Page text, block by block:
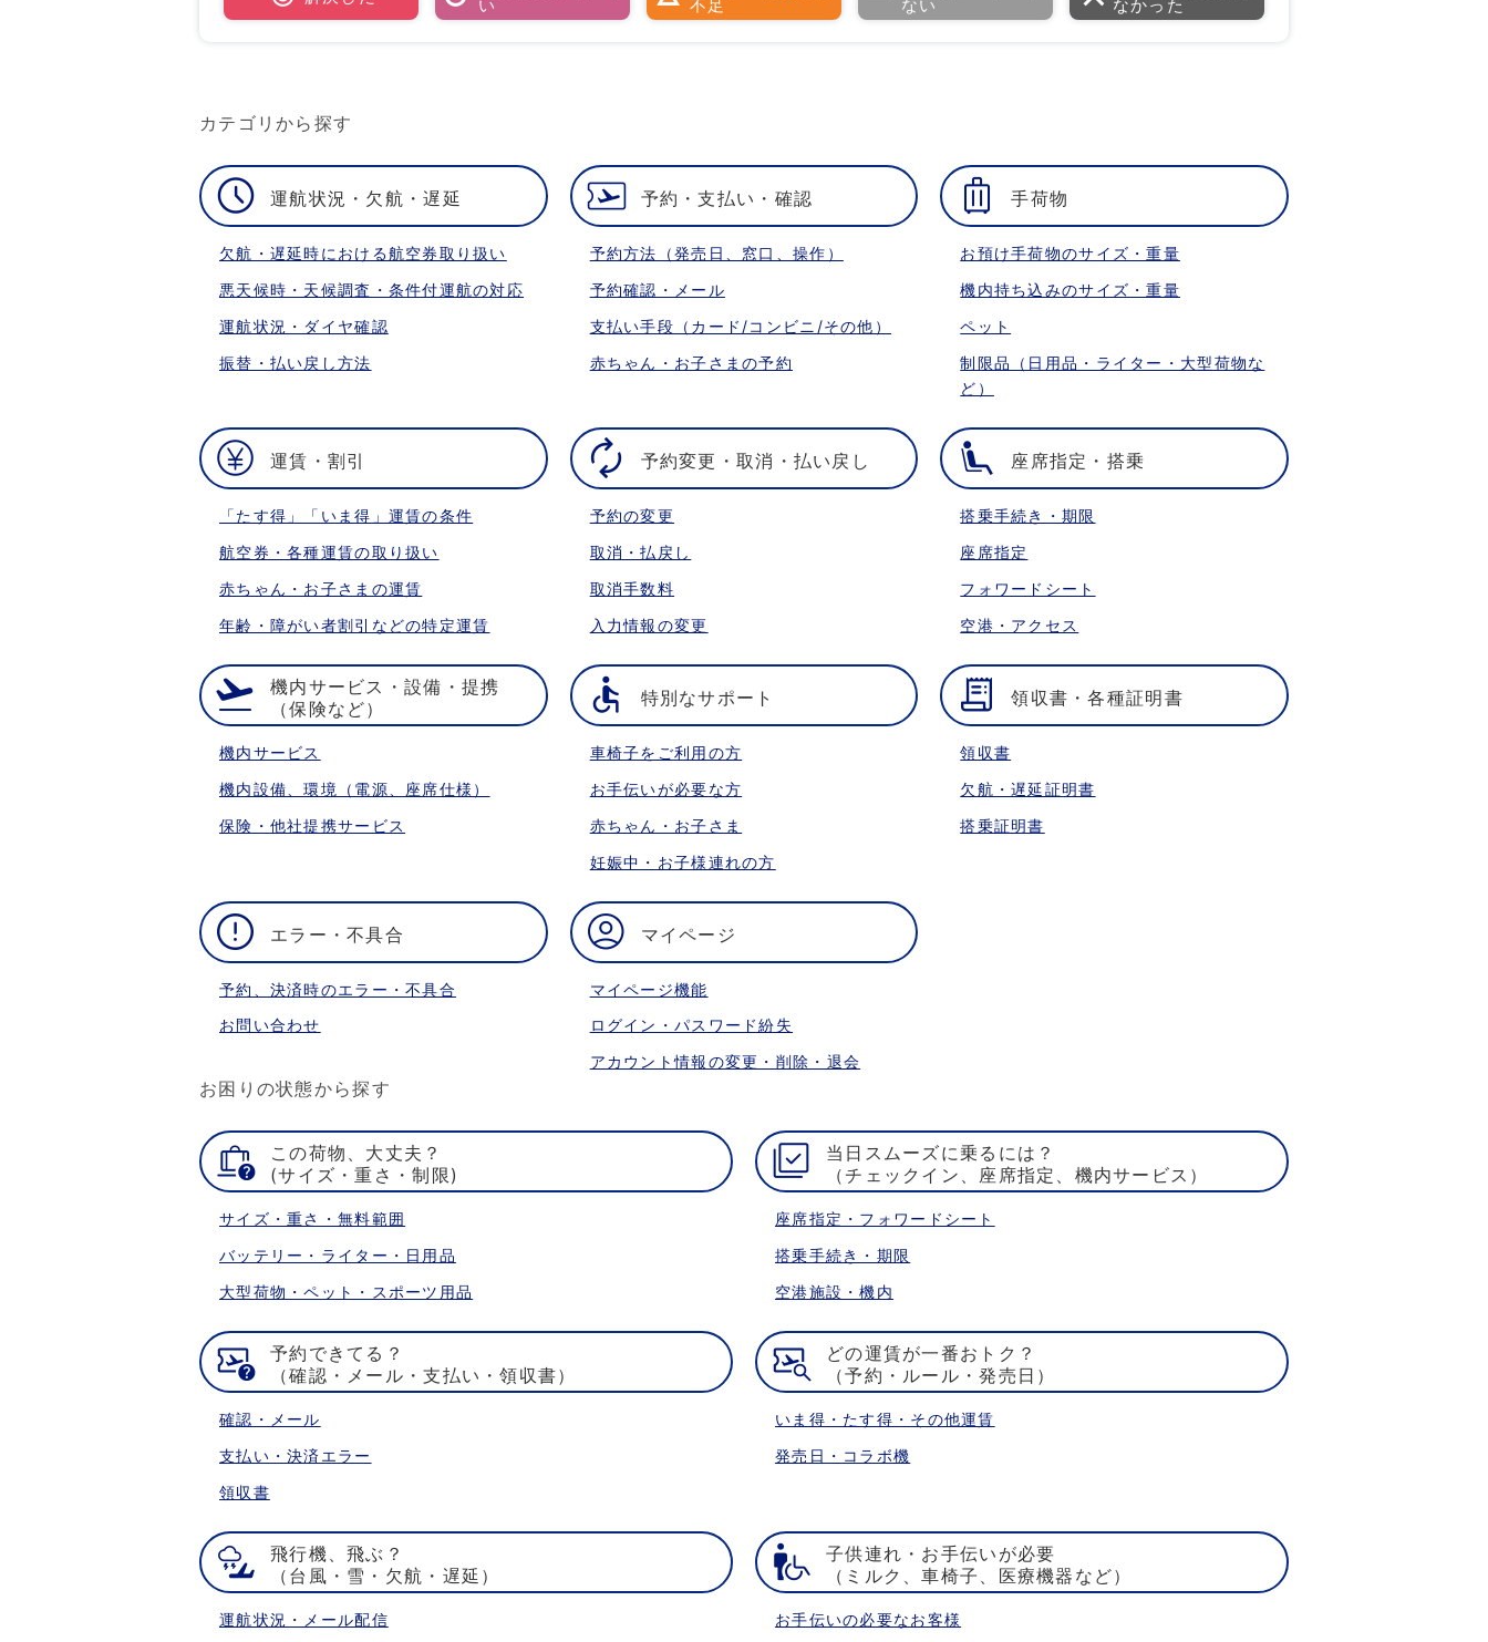
い
不足
ない
なかった
カテゴリから探す
運航状況・欠航・遅延
欠航・遅延時における航空券取り扱い
悪天候時・天候調査・条件付運航の対応
運航状況・ダイヤ確認
振替・払い戻し方法
予約・支払い・確認
予約方法（発売日、窓口、操作）
予約確認・メール
支払い手段（カード/コンビニ/その他）
赤ちゃん・お子さまの予約
手荷物
お預け手荷物のサイズ・重量
機内持ち込みのサイズ・重量
ペット
制限品（日用品・ライター・大型荷物な
ど）
運賃・割引
「たす得」「いま得」運賃の条件
航空券・各種運賃の取り扱い
赤ちゃん・お子さまの運賃
年齢・障がい者割引などの特定運賃
予約変更・取消・払い戻し
予約の変更
取消・払戻し
取消手数料
入力情報の変更
座席指定・搭乗
搭乗手続き・期限
座席指定
フォワードシート
空港・アクセス
機内サービス・設備・提携
（保険など）
機内サービス
機内設備、環境（電源、座席仕様）
保険・他社提携サービス
特別なサポート
車椅子をご利用の方
お手伝いが必要な方
赤ちゃん・お子さま
妊娠中・お子様連れの方
領収書・各種証明書
領収書
欠航・遅延証明書
搭乗証明書
エラー・不具合
予約、決済時のエラー・不具合
お問い合わせ
マイページ
マイページ機能
ログイン・パスワード紛失
アカウント情報の変更・削除・退会
お困りの状態から探す
この荷物、大丈夫？
(サイズ・重さ・制限)
サイズ・重さ・無料範囲
バッテリー・ライター・日用品
大型荷物・ペット・スポーツ用品
当日スムーズに乗るには？
（チェックイン、座席指定、機内サービス）
座席指定・フォワードシート
搭乗手続き・期限
空港施設・機内
予約できてる？
（確認・メール・支払い・領収書）
確認・メール
支払い・決済エラー
領収書
どの運賃が一番おトク？
（予約・ルール・発売日）
いま得・たす得・その他運賃
発売日・コラボ機
飛行機、飛ぶ？
（台風・雪・欠航・遅延）
運航状況・メール配信
子供連れ・お手伝いが必要
（ミルク、車椅子、医療機器など）
お手伝いの必要なお客様